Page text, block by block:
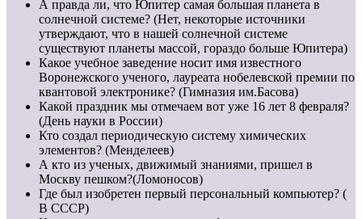
А правда ли, что Юпитер самая большая планета в
солнечной системе? (Нет, некоторые источники
утверждают, что в нашей солнечной системе
существуют планеты массой, гораздо больше Юпитера)
Какое учебное заведение носит имя известного
Воронежского ученого, лауреата нобелевской премии по
квантовой электронике? (Гимназия им.Басова)
Какой праздник мы отмечаем вот уже 16 лет 8 февраля?
(День науки в России)
Кто создал периодическую систему химических
элементов? (Менделеев)
А кто из ученых, движимый знаниями, пришел в
Москву пешком?(Ломоносов)
Где был изобретен первый персональный компьютер? (
В СССР)